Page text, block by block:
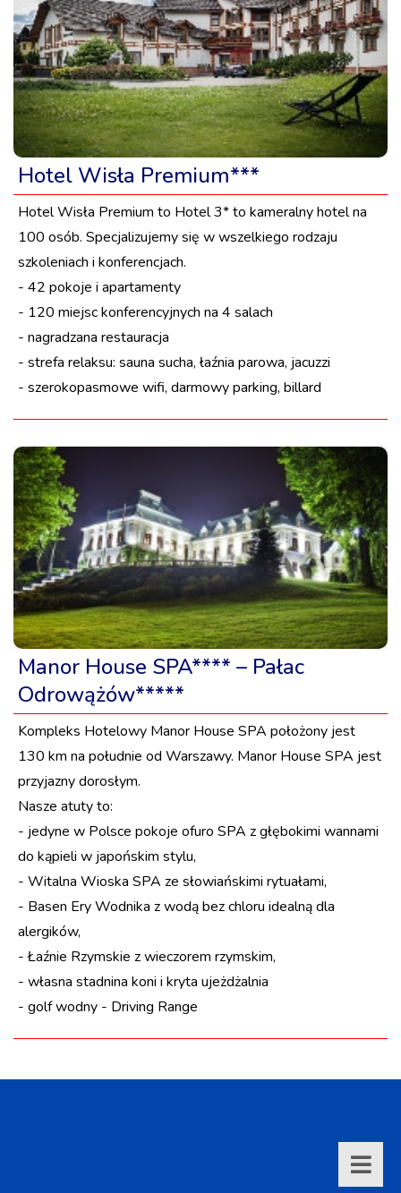
Hotel Wisła Premium***
Hotel Wisła Premium to Hotel 3* to kameralny hotel na
100 osób. Specjalizujemy się w wszelkiego rodzaju
szkoleniach i konferencjach.
- 42 pokoje i apartamenty
- 120 miejsc konferencyjnych na 4 salach
- nagradzana restauracja
- strefa relaksu: sauna sucha, łaźnia parowa, jacuzzi
- szerokopasmowe wifi, darmowy parking, billard
Manor House SPA**** – Pałac
Odrowążów*****
Kompleks Hotelowy Manor House SPA położony jest
130 km na południe od Warszawy. Manor House SPA jest
przyjazny dorosłym.
Nasze atuty to:
- jedyne w Polsce pokoje ofuro SPA z głębokimi wannami
do kąpieli w japońskim stylu,
- Witalna Wioska SPA ze słowiańskimi rytuałami,
- Basen Ery Wodnika z wodą bez chloru idealną dla
alergików,
- Łaźnie Rzymskie z wieczorem rzymskim,
- własna stadnina koni i kryta ujeżdżalnia
- golf wodny - Driving Range